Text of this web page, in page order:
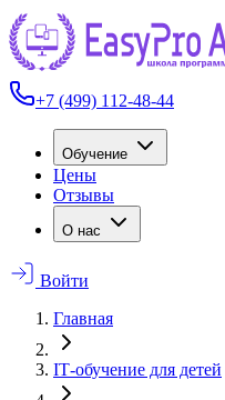
+7 (499) 112-48-44
Обучение
Цены
Отзывы
О нас
Войти
Главная
IT‑обучение для детей